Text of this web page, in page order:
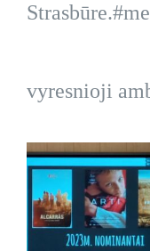
vyresnioji